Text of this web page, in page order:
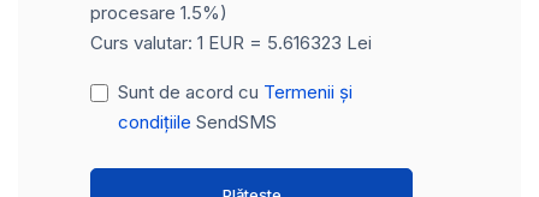
procesare 1.5%)
Curs valutar: 1 EUR = 5.616323 Lei
Sunt de acord cu Termenii și
condițiile SendSMS